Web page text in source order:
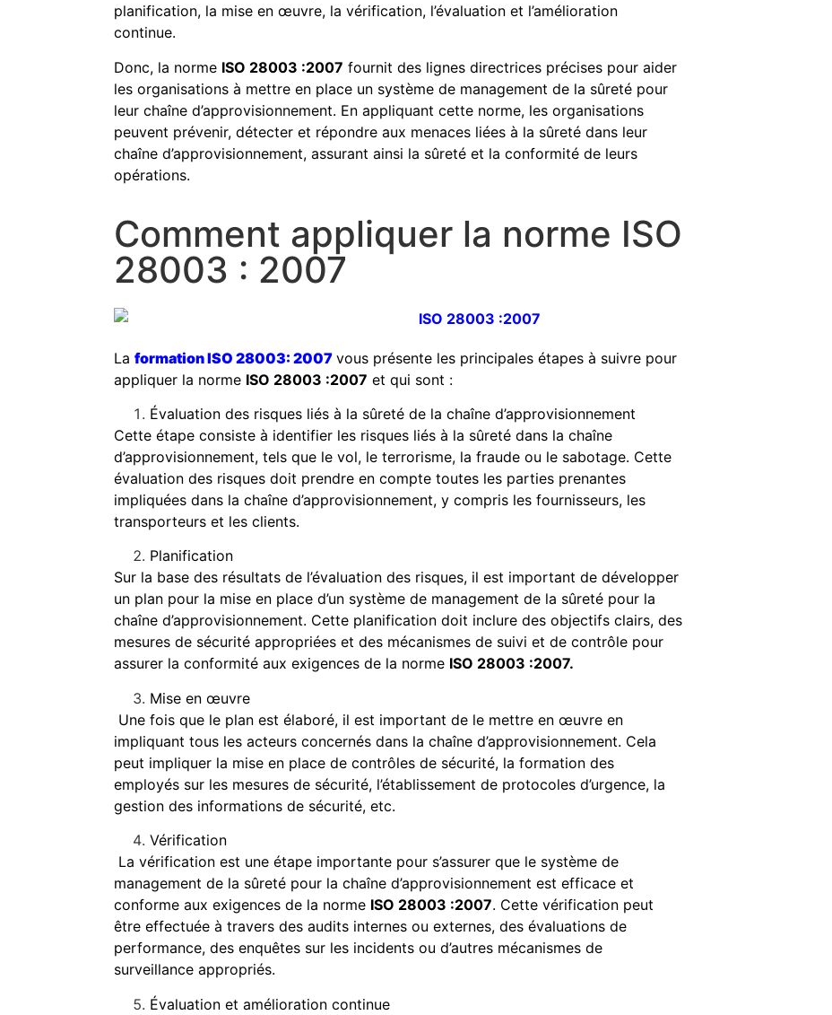
planification, la mise en œuvre, la vérification, l’évaluation et l’amélioration
continue.
Donc, la norme ISO 28003 :2007 fournit des lignes directrices précises pour aider
les organisations à mettre en place un système de management de la sûreté pour
leur chaîne d’approvisionnement. En appliquant cette norme, les organisations
peuvent prévenir, détecter et répondre aux menaces liées à la sûreté dans leur
chaîne d’approvisionnement, assurant ainsi la sûreté et la conformité de leurs
opérations.
Comment appliquer la norme ISO
28003 : 2007
La formation ISO 28003: 2007 vous présente les principales étapes à suivre pour
appliquer la norme ISO 28003 :2007 et qui sont :
Évaluation des risques liés à la sûreté de la chaîne d’approvisionnement
Cette étape consiste à identifier les risques liés à la sûreté dans la chaîne
d’approvisionnement, tels que le vol, le terrorisme, la fraude ou le sabotage. Cette
évaluation des risques doit prendre en compte toutes les parties prenantes
impliquées dans la chaîne d’approvisionnement, y compris les fournisseurs, les
transporteurs et les clients.
Planification
Sur la base des résultats de l’évaluation des risques, il est important de développer
un plan pour la mise en place d’un système de management de la sûreté pour la
chaîne d’approvisionnement. Cette planification doit inclure des objectifs clairs, des
mesures de sécurité appropriées et des mécanismes de suivi et de contrôle pour
assurer la conformité aux exigences de la norme ISO 28003 :2007.
Mise en œuvre
Une fois que le plan est élaboré, il est important de le mettre en œuvre en
impliquant tous les acteurs concernés dans la chaîne d’approvisionnement. Cela
peut impliquer la mise en place de contrôles de sécurité, la formation des
employés sur les mesures de sécurité, l’établissement de protocoles d’urgence, la
gestion des informations de sécurité, etc.
Vérification
La vérification est une étape importante pour s’assurer que le système de
management de la sûreté pour la chaîne d’approvisionnement est efficace et
conforme aux exigences de la norme ISO 28003 :2007. Cette vérification peut
être effectuée à travers des audits internes ou externes, des évaluations de
performance, des enquêtes sur les incidents ou d’autres mécanismes de
surveillance appropriés.
Évaluation et amélioration continue